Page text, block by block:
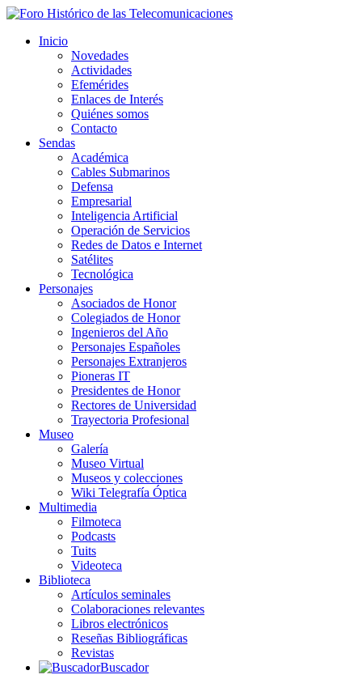
Inicio
Novedades
Actividades
Efemérides
Enlaces de Interés
Quiénes somos
Contacto
Sendas
Académica
Cables Submarinos
Defensa
Empresarial
Inteligencia Artificial
Operación de Servicios
Redes de Datos e Internet
Satélites
Tecnológica
Personajes
Asociados de Honor
Colegiados de Honor
Ingenieros del Año
Personajes Españoles
Personajes Extranjeros
Pioneras IT
Presidentes de Honor
Rectores de Universidad
Trayectoria Profesional
Museo
Galería
Museo Virtual
Museos y colecciones
Wiki Telegrafía Óptica
Multimedia
Filmoteca
Podcasts
Tuits
Videoteca
Biblioteca
Artículos seminales
Colaboraciones relevantes
Libros electrónicos
Reseñas Bibliográficas
Revistas
Buscador